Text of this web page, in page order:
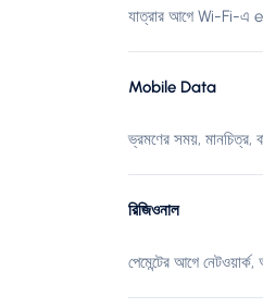
যাত্রার আগে Wi-Fi-এ
Mobile Data
ভ্রমণের সময়, মানচিত্র,
রিজিওনাল
পেমেন্টের আগে